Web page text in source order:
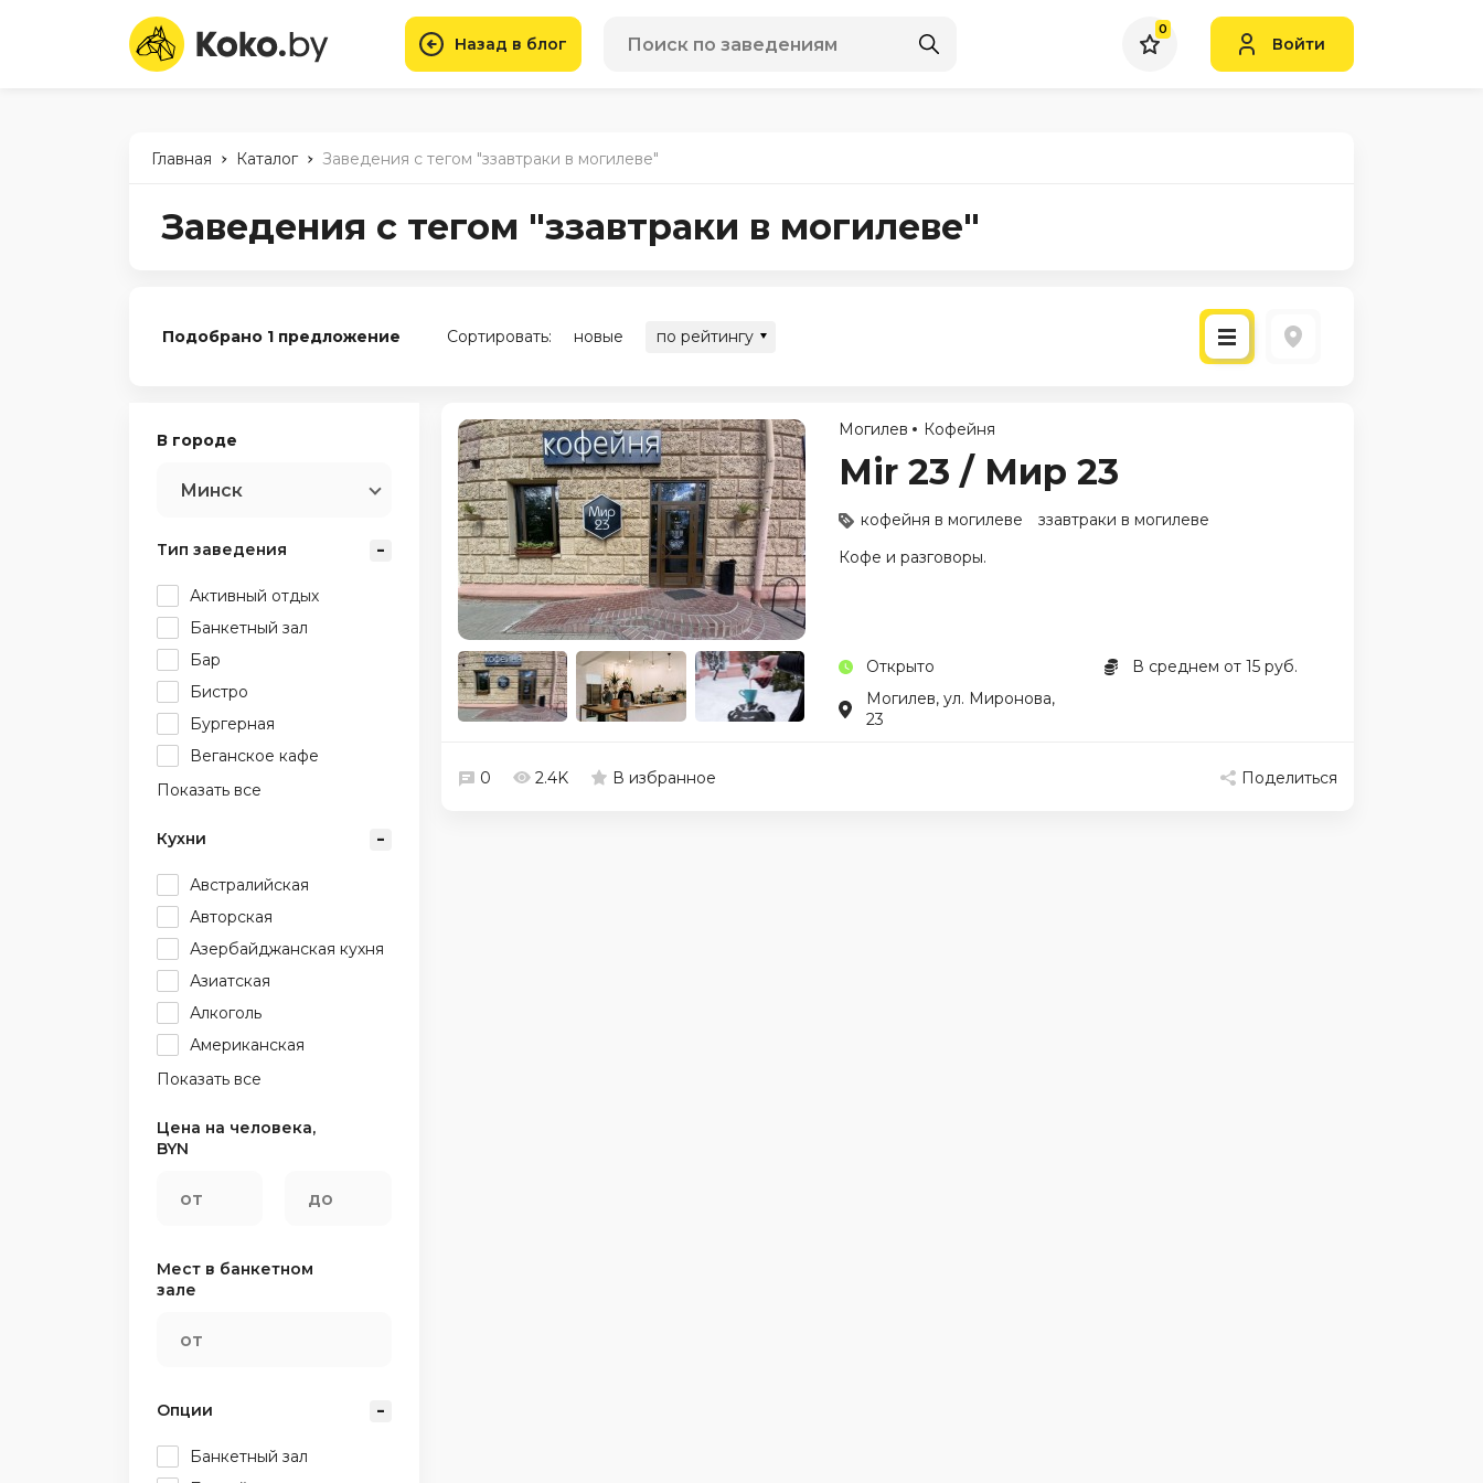
Назад в блог
0
Войти
Главная - Каталог - Заведения с тегом "ззавтраки в могилеве"
Заведения с тегом "ззавтраки в могилеве"
Подобрано 1 предложение Сортировать: новые по рейтингу
В городе
Минск
Тип заведения
Активный отдых
Банкетный зал
Бар
Бистро
Бургерная
Веганское кафе
Показать все
Кухни
Австралийская
Авторская
Азербайджанская кухня
Азиатская
Алкоголь
Американская
Показать все
Цена на человека,
BYN
Мест в банкетном
зале
Опции
Банкетный зал
Могилев Кофейня
Mir 23 / Мир 23
кофейня в могилеве
ззавтраки в могилеве
Кофе и разговоры.
Открыто
В среднем от 15 руб.
Могилев, ул. Миронова,
23
0 2.4K В избранное Поделиться